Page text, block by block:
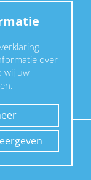
over
wij uw